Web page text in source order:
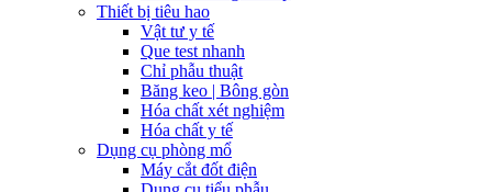
Thiết bị tiêu hao
Vật tư y tế
Que test nhanh
Chỉ phẫu thuật
Băng keo | Bông gòn
Hóa chất xét nghiệm
Hóa chất y tế
Dụng cụ phòng mổ
Máy cắt đốt điện